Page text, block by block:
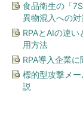
食品衛生の「
異物混入への対
RPAとAIの違
用方法
RPA導入企業
標的型攻撃メ
説